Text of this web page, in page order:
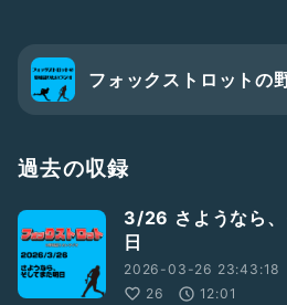
フォックストロットの
過去の収録
3/26 さようなら、
日
2026-03-26 23:43:18
26
12:01